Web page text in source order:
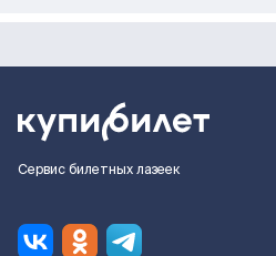
Сервис билетных лазеек